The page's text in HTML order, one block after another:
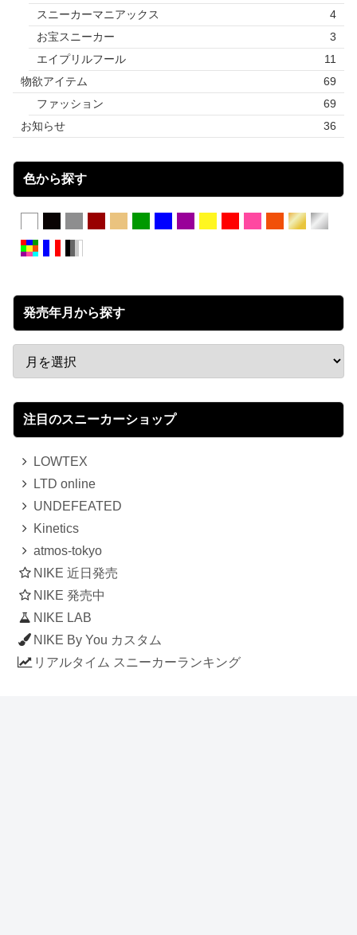
スニーカーマニアックス
4
お宝スニーカー
3
エイプリルフール
11
物欲アイテム
69
ファッション
69
お知らせ
36
色から探す
発売年月から探す
注目のスニーカーショップ
LOWTEX
LTD online
UNDEFEATED
Kinetics
atmos-tokyo
NIKE 近日発売
NIKE 発売中
NIKE LAB
NIKE By You カスタム
リアルタイム スニーカーランキング